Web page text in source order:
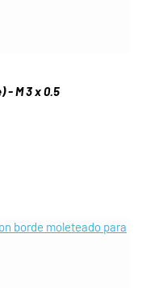
- M 3 x 0.5